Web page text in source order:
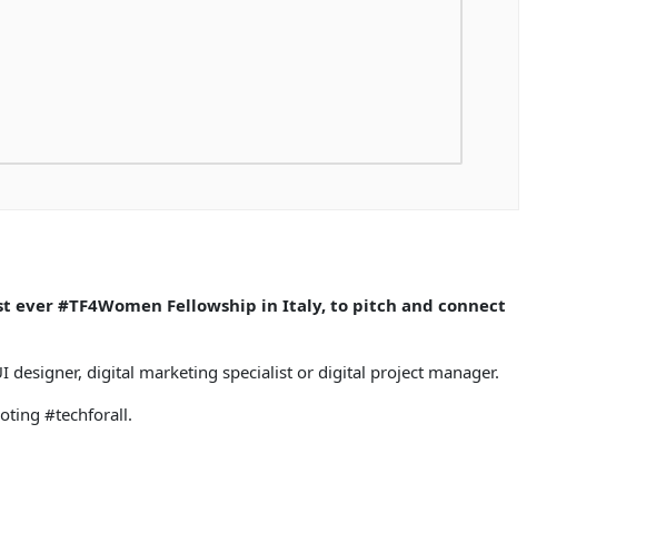
#TF4Women Fellowship in Italy, to pitch and connect
digital marketing specialist or digital project manager.
#techforall.